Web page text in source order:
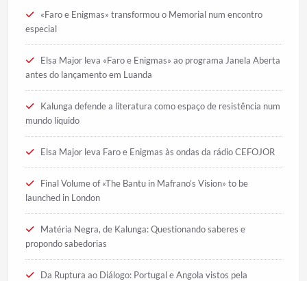
«Faro e Enigmas» transformou o Memorial num encontro
especial
Elsa Major leva «Faro e Enigmas» ao programa Janela Aberta
antes do lançamento em Luanda
Kalunga defende a literatura como espaço de resistência num
mundo líquido
Elsa Major leva Faro e Enigmas às ondas da rádio CEFOJOR
Final Volume of «The Bantu in Mafrano’s Vision» to be
launched in London
Matéria Negra, de Kalunga: Questionando saberes e
propondo sabedorias
Da Ruptura ao Diálogo: Portugal e Angola vistos pela